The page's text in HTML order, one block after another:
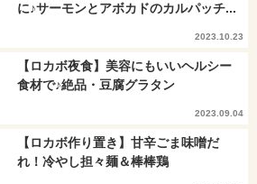
に♪サーモンとアボカドのカルパッチ...
2023.10.23
【ロカボ夜食】美容にもいいヘルシー
食材で♪絶品・豆腐グラタン
2023.09.04
【ロカボ作り置き】甘辛ごま味噌だ
れ！冷やし担々麺＆棒棒鶏